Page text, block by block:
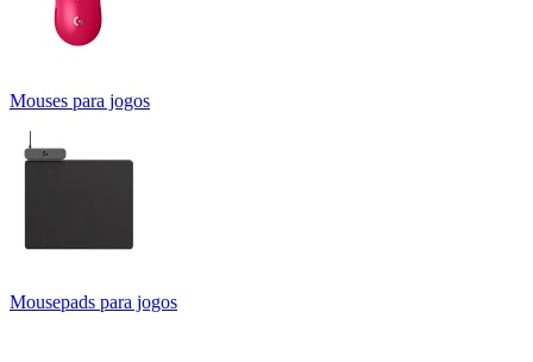
Mouses para jogos
Mousepads para jogos